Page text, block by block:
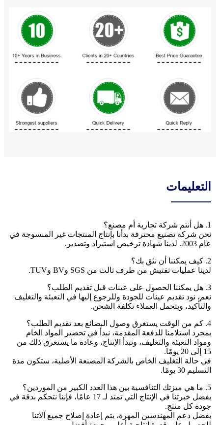
التعليمات
1. هل أنتم شركة تجارية أم مصنع؟
نحن شركة تصنيع محترفة بدأنا بإنتاج المنتجات غير المنسوجة في
عام 2003. لدينا شهادة ترخيص استيراد وتصدير.
2. كيف يمكننا أن نثق بك؟
لدينا عمليات تفتيش من طرف ثالث من SGS وBV وTUV.
3. هل يمكننا الحصول على عينات قبل تقديم الطلب؟
نعم، نود تقديم عينات للجودة وللرجوع إليها في التعبئة والتغليف
والتأكيد، ويتحمل العملاء تكلفة الشحن.
4. كم من الوقت يستغرق وصول البضائع بعد تقديم الطلب؟
بمجرد استلامنا للدفعة المقدمة، نبدأ في تحضير المواد الخام
ومواد التعبئة والتغليف، ونبدأ الإنتاج، وعادة ما يستغرق ذلك من
15 إلى 20 يومًا.
في حالة التغليف الخاص بالشركة المصنعة الأصلية، ستكون مدة
التسليم 30 يومًا.
5. ما هي ميزتك التنافسية بين هذا العدد الكبير من الموردين؟
بفضل خبرتنا في الإنتاج التي تمتد لـ 17 عامًا، فإننا نتحكم بدقة في
جودة كل منتج.
بفضل دعم المهندسين المهرة، يتم إعادة إصلاح جميع آلاتنا